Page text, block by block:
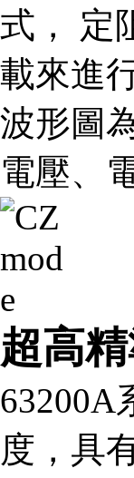
式， 定
載來進
波形圖
電壓、
超高
63200A
度，具